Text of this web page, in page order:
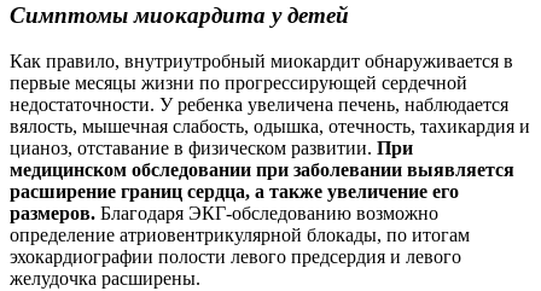
Симптомы миокардита у детей
Как правило, внутриутробный миокардит обнаруживается в
первые месяцы жизни по прогрессирующей сердечной
недостаточности. У ребенка увеличена печень, наблюдается
вялость, мышечная слабость, одышка, отечность, тахикардия и
цианоз, отставание в физическом развитии. При
медицинском обследовании при заболевании выявляется
расширение границ сердца, а также увеличение его
размеров. Благодаря ЭКГ-обследованию возможно
определение атриовентрикулярной блокады, по итогам
эхокардиографии полости левого предсердия и левого
желудочка расширены.